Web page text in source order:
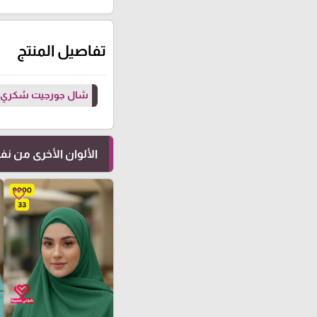
تفاصيل المنتج
شال جورجيت سُكري
الألوان الأخرى من
favorite_border